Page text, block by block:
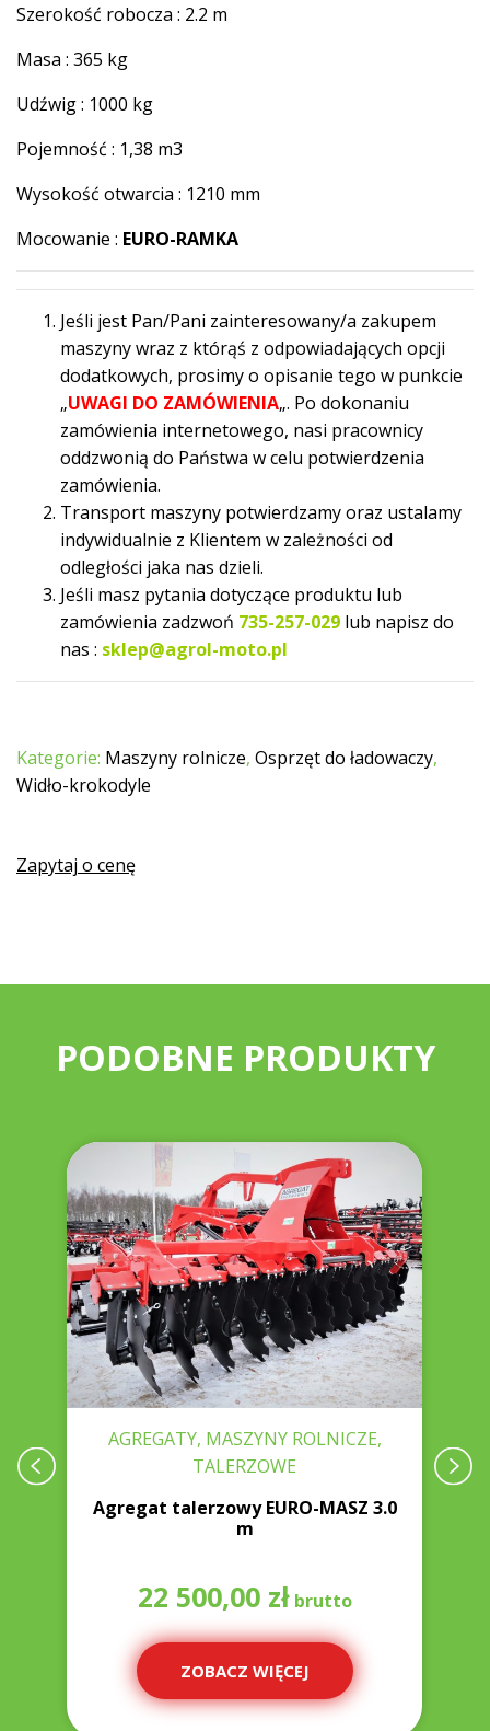
Szerokość robocza : 2.2 m
Masa : 365 kg
Udźwig : 1000 kg
Pojemność : 1,38 m3
Wysokość otwarcia : 1210 mm
Mocowanie : EURO-RAMKA
Jeśli jest Pan/Pani zainteresowany/a zakupem
maszyny wraz z którąś z odpowiadających opcji
dodatkowych, prosimy o opisanie tego w punkcie
„UWAGI DO ZAMÓWIENIA„. Po dokonaniu
zamówienia internetowego, nasi pracownicy
oddzwonią do Państwa w celu potwierdzenia
zamówienia.
Transport maszyny potwierdzamy oraz ustalamy
indywidualnie z Klientem w zależności od
odległości jaka nas dzieli.
Jeśli masz pytania dotyczące produktu lub
zamówienia zadzwoń 735-257-029 lub napisz do
nas : sklep@agrol-moto.pl
Kategorie: Maszyny rolnicze, Osprzęt do ładowaczy,
Widło-krokodyle
Zapytaj o cenę
PODOBNE PRODUKTY
AGREGATY, MASZYNY ROLNICZE,
TALERZOWE
Agregat talerzowy EURO-MASZ 3.0
m
22 500,00 zł
ZOBACZ WIĘCEJ